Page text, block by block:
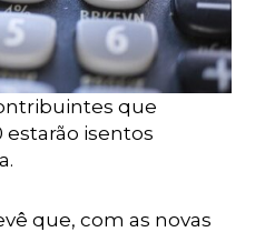
que
estarão isentos
que, com as novas